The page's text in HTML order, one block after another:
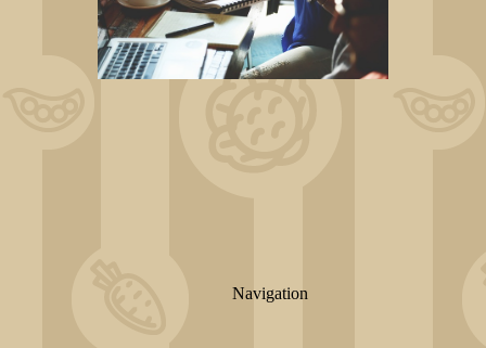
Navigation